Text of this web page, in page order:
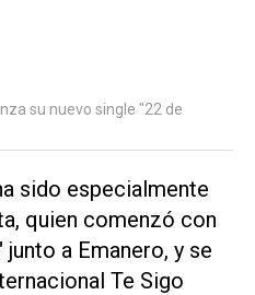
su nuevo single "22 de
sido especialmente
quien comenzó con
junto a Emanero, y se
Te Sigo